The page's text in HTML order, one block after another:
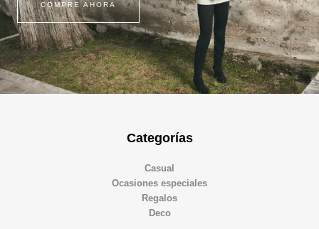
COMPRE AHORA
Categorías
Casual
Ocasiones especiales
Regalos
Deco